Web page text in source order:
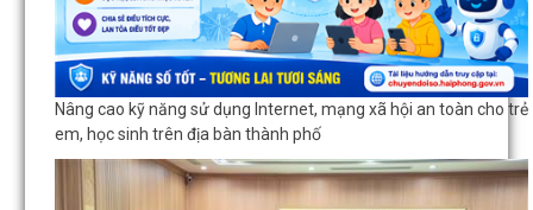
Nâng cao kỹ năng sử dụng Internet, mạng xã hội an toàn cho trẻ
em, học sinh trên địa bàn thành phố